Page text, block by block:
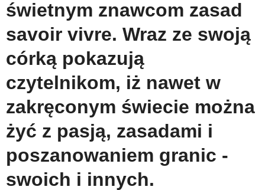
świetnym znawcom zasad
savoir vivre. Wraz ze swoją
córką pokazują
czytelnikom, iż nawet w
zakręconym świecie można
żyć z pasją, zasadami i
poszanowaniem granic -
swoich i innych.